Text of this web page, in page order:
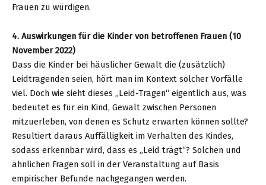
Frauen zu würdigen.
4. Auswirkungen für die Kinder von betroffenen Frauen (10
November 2022)
Dass die Kinder bei häuslicher Gewalt die (zusätzlich)
Leidtragenden seien, hört man im Kontext solcher Vorfälle
viel. Doch wie sieht dieses „Leid-Tragen“ eigentlich aus, was
bedeutet es für ein Kind, Gewalt zwischen Personen
mitzuerleben, von denen es Schutz erwarten können sollte?
Resultiert daraus Auffälligkeit im Verhalten des Kindes,
sodass erkennbar wird, dass es „Leid trägt“? Solchen und
ähnlichen Fragen soll in der Veranstaltung auf Basis
empirischer Befunde nachgegangen werden.